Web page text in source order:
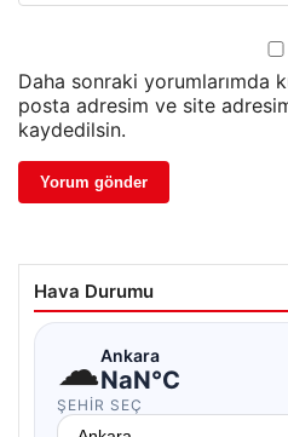
Daha sonraki yorumlarımda
posta adresim ve site
kaydedilsin.
Hava Durumu
☁Ankara
NaN°C
ŞEHIR SEÇ